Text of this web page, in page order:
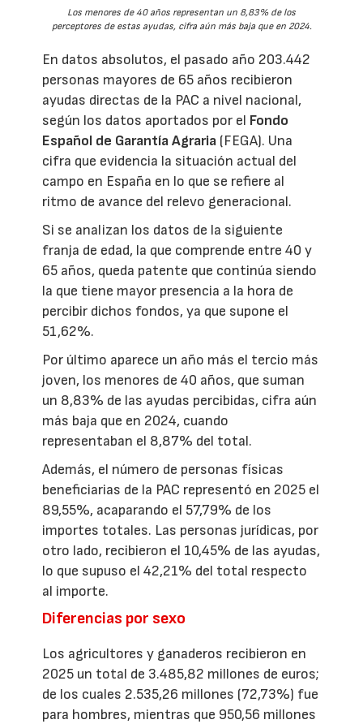
Los menores de 40 años representan un 8,83% de los
perceptores de estas ayudas, cifra aún más baja que en 2024.
En datos absolutos, el pasado año 203.442
personas mayores de 65 años recibieron
ayudas directas de la PAC a nivel nacional,
según los datos aportados por el Fondo
Español de Garantía Agraria (FEGA). Una
cifra que evidencia la situación actual del
campo en España en lo que se refiere al
ritmo de avance del relevo generacional.
Si se analizan los datos de la siguiente
franja de edad, la que comprende entre 40 y
65 años, queda patente que continúa siendo
la que tiene mayor presencia a la hora de
percibir dichos fondos, ya que supone el
51,62%.
Por último aparece un año más el tercio más
joven, los menores de 40 años, que suman
un 8,83% de las ayudas percibidas, cifra aún
más baja que en 2024, cuando
representaban el 8,87% del total.
Además, el número de personas físicas
beneficiarias de la PAC representó en 2025 el
89,55%, acaparando el 57,79% de los
importes totales. Las personas jurídicas, por
otro lado, recibieron el 10,45% de las ayudas,
lo que supuso el 42,21% del total respecto
al importe.
Diferencias por sexo
Los agricultores y ganaderos recibieron en
2025 un total de 3.485,82 millones de euros;
de los cuales 2.535,26 millones (72,73%) fue
para hombres, mientras que 950,56 millones